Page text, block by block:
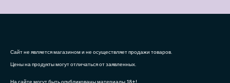
Сайт не является магазином и не осуществляет продажи товаров.
Цены на продукты могут отличаться от заявленных.
На сайте могут быть опубликованы материалы 18+!